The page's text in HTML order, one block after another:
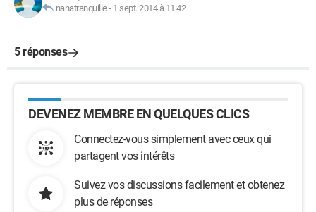
nanatranquille- 1 sept. 2014 à 11:42
5 réponses
DEVENEZ MEMBRE EN QUELQUES CLICS
Connectez-vous simplement avec ceux qui
partagent vos intérêts
Suivez vos discussions facilement et obtenez
plus de réponses